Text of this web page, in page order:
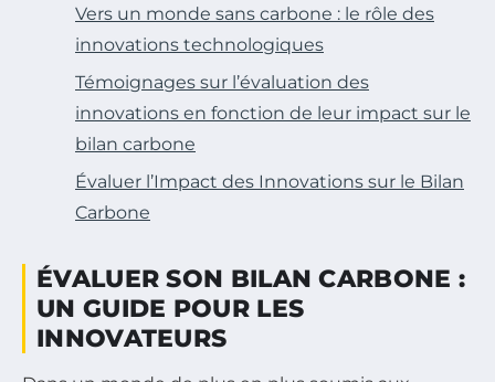
Vers un monde sans carbone : le rôle des
innovations technologiques
Témoignages sur l’évaluation des
innovations en fonction de leur impact sur le
bilan carbone
Évaluer l’Impact des Innovations sur le Bilan
Carbone
ÉVALUER SON BILAN CARBONE :
UN GUIDE POUR LES
INNOVATEURS